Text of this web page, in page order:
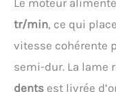
tr/min, ce qui
vitesse cohérente
semi-dur. La lame
dents est livrée